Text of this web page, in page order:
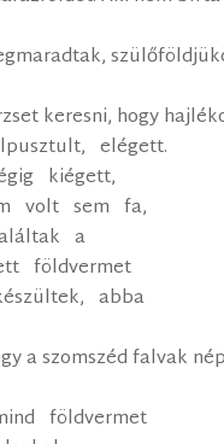
keresni, hogy
elégett.
kiégett,
volt sem fa,
a
földvermet
abba
a szomszéd falvak
földvermet